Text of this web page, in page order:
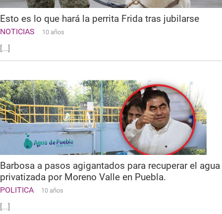
Esto es lo que hará la perrita Frida tras jubilarse
NOTICIAS 10 años
[...]
Barbosa a pasos agigantados para recuperar el agua
privatizada por Moreno Valle en Puebla.
POLITICA 10 años
[...]